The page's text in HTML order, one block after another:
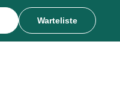
Warteliste